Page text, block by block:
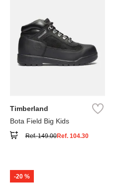
Timberland
Bota Field Big Kids
Ref.149.00Ref. 104.30
-20 %